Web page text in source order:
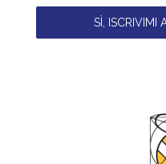
SÌ, ISCRIVIMI